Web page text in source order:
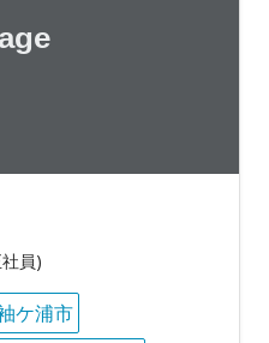
員)
ケ浦市